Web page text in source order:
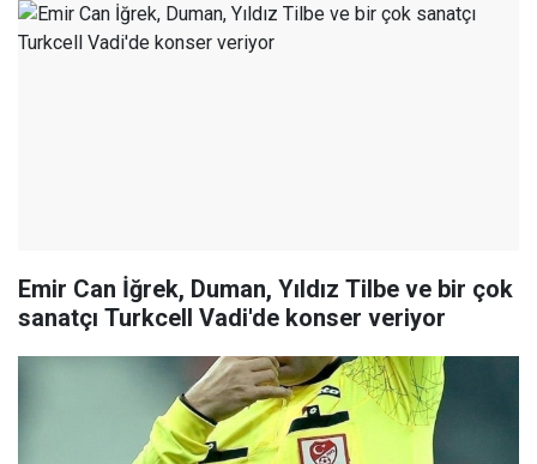
Emir Can İğrek, Duman, Yıldız Tilbe ve bir çok
sanatçı Turkcell Vadi'de konser veriyor